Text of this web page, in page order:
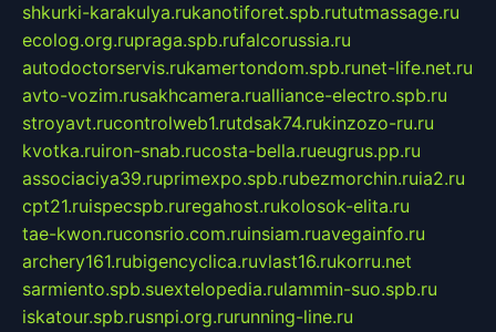
shkurki-karakulya.rukanotiforet.spb.rututmassage.ru
ecolog.org.rupraga.spb.rufalcorussia.ru
autodoctorservis.rukamertondom.spb.runet-life.net.ru
avto-vozim.rusakhcamera.rualliance-electro.spb.ru
stroyavt.rucontrolweb1.rutdsak74.rukinzozo-ru.ru
kvotka.ruiron-snab.rucosta-bella.rueugrus.pp.ru
associaciya39.ruprimexpo.spb.rubezmorchin.ruia2.ru
cpt21.ruispecspb.ruregahost.rukolosok-elita.ru
tae-kwon.ruconsrio.com.ruinsiam.ruavegainfo.ru
archery161.rubigencyclica.ruvlast16.rukorru.net
sarmiento.spb.suextelopedia.rulammin-suo.spb.ru
iskatour.spb.rusnpi.org.rurunning-line.ru